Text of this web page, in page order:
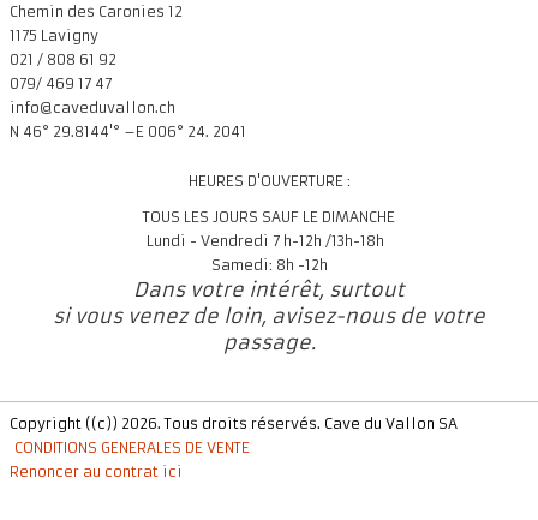
Chemin des Caronies 12
1175 Lavigny
021 / 808 61 92
079/ 469 17 47
info@caveduvallon.ch
N 46° 29.8144'° –E 006° 24. 2041
HEURES D'OUVERTURE :
TOUS LES JOURS SAUF LE DIMANCHE
Lundi - Vendredi 7 h-12h /13h-18h
Samedi: 8h -12h
Dans votre intérêt, surtout
si vous venez de loin, avisez-nous de votre
passage.
Copyright ((c)) 2026. Tous droits réservés. Cave du Vallon SA
CONDITIONS GENERALES DE VENTE
Renoncer au contrat ici